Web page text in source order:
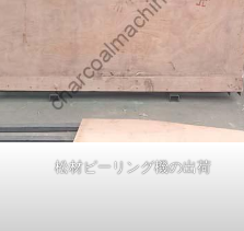
松材ピーリング機の出荷